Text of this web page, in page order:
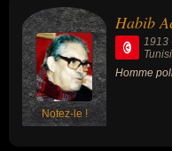
Notez-le !
Habib
1913
Homme